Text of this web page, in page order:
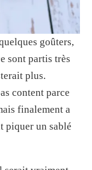
goûters,
sont partis très
plus.
content parce
finalement a
piquer un sablé